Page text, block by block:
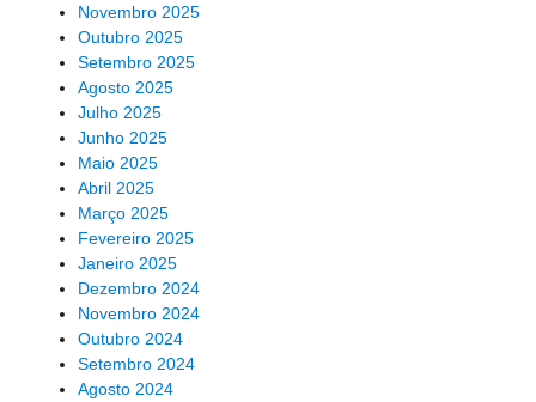
Novembro 2025
Outubro 2025
Setembro 2025
Agosto 2025
Julho 2025
Junho 2025
Maio 2025
Abril 2025
Março 2025
Fevereiro 2025
Janeiro 2025
Dezembro 2024
Novembro 2024
Outubro 2024
Setembro 2024
Agosto 2024